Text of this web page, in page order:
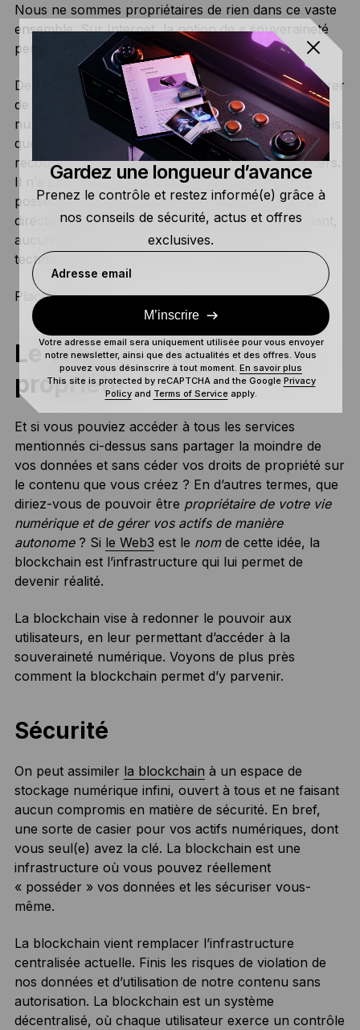
Nous ne sommes propriétaires de rien dans ce vaste
ensemble. Sur Internet, la notion de « souveraineté
personnelle » n’existe pas.
De plus, le Web 2.0 ne nous permet pas de transférer
de la valeur de manière autonome. Bien qu’il ait
numérisé divers aspects de notre vie quotidienne, tels
que la banque en ligne, nous devons encore avoir
recours à des intermédiaires ou des prestataires tiers.
Il n’a pas réussi à nous fournir un moyen de
posséder notre contenu et de transférer la valeur
directement d’une personne à une autre. Cependant,
aucun obstacle ne peut entraver l’évolution
technologique.
Place au Web3.
Le Web3 : l’Internet de la
propriété
Et si vous pouviez accéder à tous les services
mentionnés ci-dessus sans partager la moindre de
vos données et sans céder vos droits de propriété sur
le contenu que vous créez ? En d’autres termes, que
diriez-vous de pouvoir être propriétaire de votre vie
numérique et de gérer vos actifs de manière
autonome? Si le Web3 est le nomde cette idée, la
blockchain est l’infrastructure qui lui permet de
devenir réalité.
La blockchain vise à redonner le pouvoir aux
utilisateurs, en leur permettant d’accéder à la
souveraineté numérique. Voyons de plus près
comment la blockchain permet d’y parvenir.
Sécurité
On peut assimiler la blockchain à un espace de
stockage numérique infini, ouvert à tous et ne faisant
aucun compromis en matière de sécurité. En bref,
une sorte de casier pour vos actifs numériques, dont
vous seul(e) avez la clé. La blockchain est une
infrastructure où vous pouvez réellement
« posséder » vos données et les sécuriser vous-
même.
La blockchain vient remplacer l’infrastructure
centralisée actuelle. Finis les risques de violation de
nos données et d’utilisation de notre contenu sans
autorisation. La blockchain est un système
décentralisé, où chaque utilisateur exerce un contrôle
Gardez une longueur d’avance
Prenez le contrôle et restez informé(e) grâce à
nos conseils de sécurité, actus et offres
exclusives.
Adresse email
M’inscrire
Votre adresse email sera uniquement utilisée pour vous envoyer
notre newsletter, ainsi que des actualités et des offres. Vous
pouvez vous désinscrire à tout moment. En savoir plus
This site is protected by reCAPTCHA and the Google Privacy
Policyand Terms of Serviceapply.